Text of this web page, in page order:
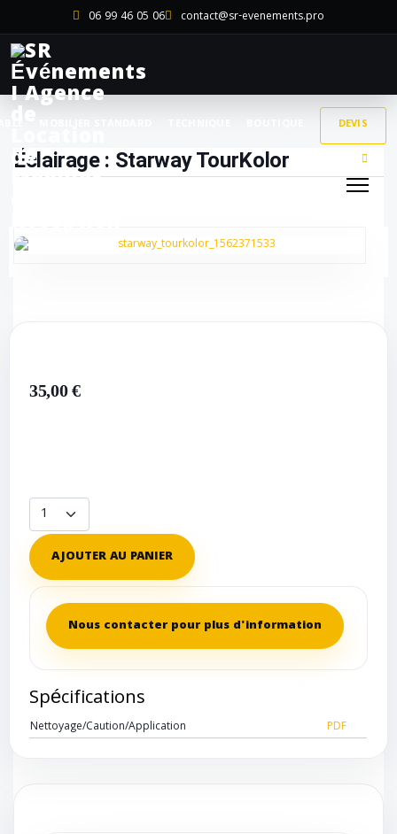
06 99 46 05 06 contact@sr-evenements.pro
DEVIS
Éclairage : Starway TourKolor
35,00 €
AJOUTER AU PANIER
Nous contacter pour plus d'information
Spécifications
Nettoyage/Caution/Application PDF